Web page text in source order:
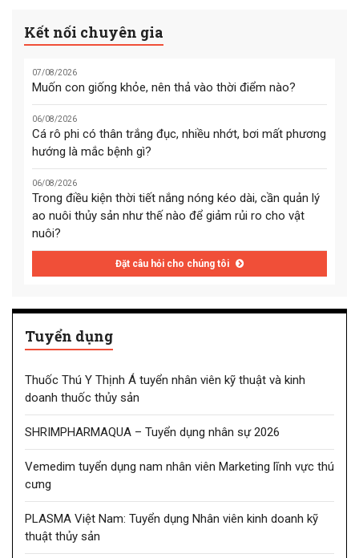
Kết nối chuyên gia
07/08/2026
Muốn con giống khỏe, nên thả vào thời điểm nào?
06/08/2026
Cá rô phi có thân trắng đục, nhiều nhớt, bơi mất phương
hướng là mắc bệnh gì?
06/08/2026
Trong điều kiện thời tiết nắng nóng kéo dài, cần quản lý
ao nuôi thủy sản như thế nào để giảm rủi ro cho vật
nuôi?
Đặt câu hỏi cho chúng tôi
Tuyển dụng
Thuốc Thú Y Thịnh Á tuyển nhân viên kỹ thuật và kinh
doanh thuốc thủy sản
SHRIMPHARMAQUA – Tuyển dụng nhân sự 2026
Vemedim tuyển dụng nam nhân viên Marketing lĩnh vực thú
cưng
PLASMA Việt Nam: Tuyển dụng Nhân viên kinh doanh kỹ
thuật thủy sản